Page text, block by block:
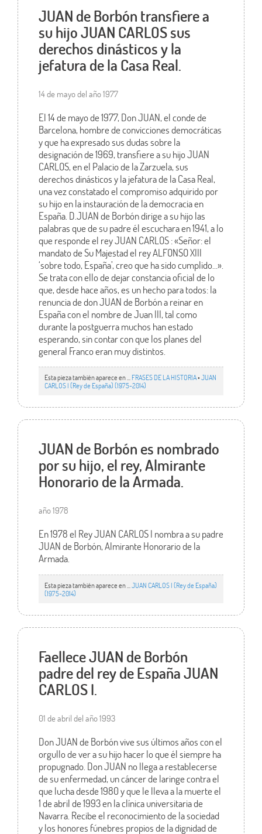
JUAN de Borbón transfiere a
su hijo JUAN CARLOS sus
derechos dinásticos y la
jefatura de la Casa Real.
14 de mayo del año 1977
El 14 de mayo de 1977, Don JUAN, el conde de
Barcelona, hombre de convicciones democráticas
y que ha expresado sus dudas sobre la
designación de 1969, transfiere a su hijo JUAN
CARLOS, en el Palacio de la Zarzuela, sus
derechos dinásticos y la jefatura de la Casa Real,
una vez constatado el compromiso adquirido por
su hijo en la instauración de la democracia en
España. D.JUAN de Borbón dirige a su hijo las
palabras que de su padre él escuchara en 1941, a lo
que responde el rey JUAN CARLOS : «Señor: el
mandato de Su Majestad el rey ALFONSO XIII
‘sobre todo, España’, creo que ha sido cumplido…».
Se trata con ello de dejar constancia oficial de lo
que, desde hace años, es un hecho para todos: la
renuncia de don JUAN de Borbón a reinar en
España con el nombre de Juan III, tal como
durante la postguerra muchos han estado
esperando, sin contar con que los planes del
general Franco eran muy distintos.
Esta pieza también aparece en ... FRASES DE LA HISTORIA•JUAN
CARLOS I (Rey de España) (1975-2014)
JUAN de Borbón es nombrado
por su hijo, el rey, Almirante
Honorario de la Armada.
año 1978
En 1978 el Rey JUAN CARLOS I nombra a su padre
JUAN de Borbón, Almirante Honorario de la
Armada.
Esta pieza también aparece en ... JUAN CARLOS I (Rey de España)
(1975-2014)
Faellece JUAN de Borbón
padre del rey de España JUAN
CARLOS I.
01 de abril del año 1993
Don JUAN de Borbón vive sus últimos años con el
orgullo de ver a su hijo hacer lo que él siempre ha
propugnado. Don JUAN no llega a restablecerse
de su enfermedad, un cáncer de laringe contra el
que lucha desde 1980 y que le lleva a la muerte el
1 de abril de 1993 en la clínica universitaria de
Navarra. Recibe el reconocimiento de la sociedad
y los honores fúnebres propios de la dignidad de